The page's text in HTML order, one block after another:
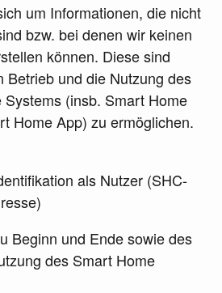
um Informationen, die nicht
bzw. bei denen wir keinen
können. Diese sind
Betrieb und die Nutzung des
(insb. Smart Home
Home App) zu ermöglichen.
als Nutzer (SHC-
Beginn und Ende sowie des
des Smart Home